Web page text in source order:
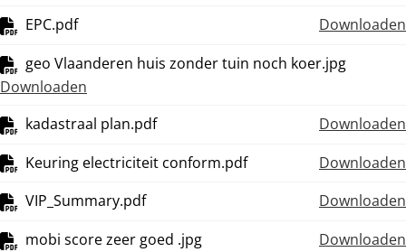
EPC.pdf
Downloaden
geo Vlaanderen huis zonder tuin noch koer.jpg
Downloaden
kadastraal plan.pdf
Downloaden
Keuring electriciteit conform.pdf
Downloaden
VIP_Summary.pdf
Downloaden
mobi score zeer goed .jpg
Downloaden